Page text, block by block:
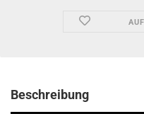
Beschreibung